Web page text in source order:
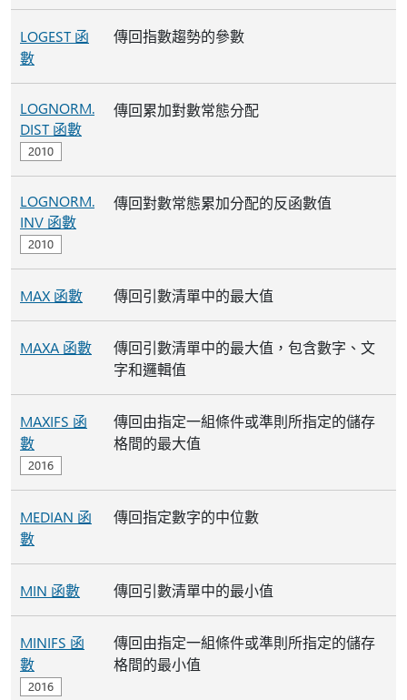
LOGEST 函
數
傳回指數趨勢的參數
LOGNORM.
DIST 函數
傳回累加對數常態分配
LOGNORM.
INV 函數
傳回對數常態累加分配的反函數值
MAX 函數 傳回引數清單中的最大值
MAXA 函數
傳回引數清單中的最大值，包含數字、文
字和邏輯值
MAXIFS 函
數
傳回由指定一組條件或準則所指定的儲存
格間的最大值
MEDIAN 函
數
傳回指定數字的中位數
MIN 函數 傳回引數清單中的最小值
MINIFS 函
數
傳回由指定一組條件或準則所指定的儲存
格間的最小值